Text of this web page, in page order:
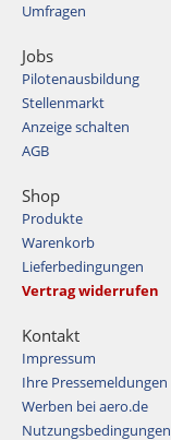
Umfragen
Jobs
Pilotenausbildung
Stellenmarkt
Anzeige schalten
AGB
Shop
Produkte
Warenkorb
Lieferbedingungen
Vertrag widerrufen
Kontakt
Impressum
Ihre Pressemeldungen
Werben bei aero.de
Nutzungsbedingungen